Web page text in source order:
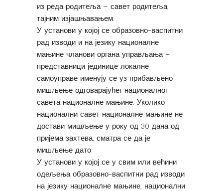
из реда родитеља – савет родитеља,
тајним изјашњавањем.
У установи у којој се образовно-васпитни
рад изводи и на језику националне
мањине чланови органа управљања –
представници јединице локалне
самоуправе именују се уз прибављено
мишљење одговарајућег националног
савета националне мањине. Уколико
национални савет националне мањине не
достави мишљење у року од 30 дана од
пријема захтева, сматра се да је
мишљење дато.
У установи у којој се у свим или већини
одељења образовно-васпитни рад изводи
на језику националне мањине, национални